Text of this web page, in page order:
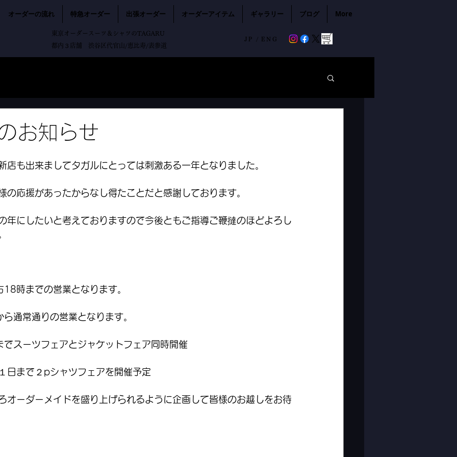
オーダーの流れ 特急オーダー 出張オーダー オーダーアイテム ギャラリー ブログ More
東京オーダースーツ＆シャツのTAGARU
都内３店舗 渋谷区代官山/恵比寿/表参道
ENG
JP /
お知らせ
店も出来ましてタガルにとっては刺激ある一年となりました。
の応援があったからなし得たことだと感謝しております。
年にしたいと考えておりますので今後ともご指導ご鞭撻のほどよろし
時までの営業となります。
通常通りの営業となります。
スーツフェアとジャケットフェア同時開催
日まで２pシャツフェアを開催予定
オーダーメイドを盛り上げられるように企画して皆様のお越しをお待